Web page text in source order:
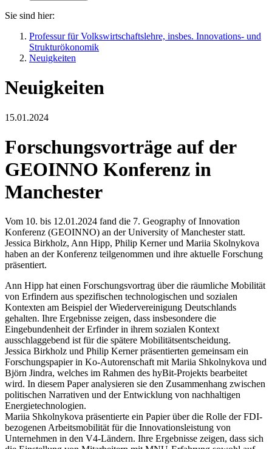
Sie sind hier:
Professur für Volkswirtschaftslehre, insbes. Innovations- und
Strukturökonomik
Neuigkeiten
Neuigkeiten
15.01.2024
Forschungsvorträge auf der
GEOINNO Konferenz in
Manchester
Vom 10. bis 12.01.2024 fand die 7. Geography of Innovation
Konferenz (GEOINNO) an der University of Manchester statt.
Jessica Birkholz, Ann Hipp, Philip Kerner und Mariia Skolnykova
haben an der Konferenz teilgenommen und ihre aktuelle Forschung
präsentiert.
Ann Hipp hat einen Forschungsvortrag über die räumliche Mobilität
von Erfindern aus spezifischen technologischen und sozialen
Kontexten am Beispiel der Wiedervereinigung Deutschlands
gehalten. Ihre Ergebnisse zeigen, dass insbesondere die
Eingebundenheit der Erfinder in ihrem sozialen Kontext
ausschlaggebend ist für die spätere Mobilitätsentscheidung.
Jessica Birkholz und Philip Kerner präsentierten gemeinsam ein
Forschungspapier in Ko-Autorenschaft mit Mariia Shkolnykova und
Björn Jindra, welches im Rahmen des hyBit-Projekts bearbeitet
wird. In diesem Paper analysieren sie den Zusammenhang zwischen
politischen Narrativen und der Entwicklung von nachhaltigen
Energietechnologien.
Mariia Shkolnykova präsentierte ein Papier über die Rolle der FDI-
bezogenen Arbeitsmobilität für die Innovationsleistung von
Unternehmen in den V4-Ländern. Ihre Ergebnisse zeigen, dass sich